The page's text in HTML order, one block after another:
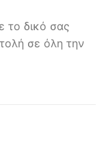
το δικό σας
σε όλη την